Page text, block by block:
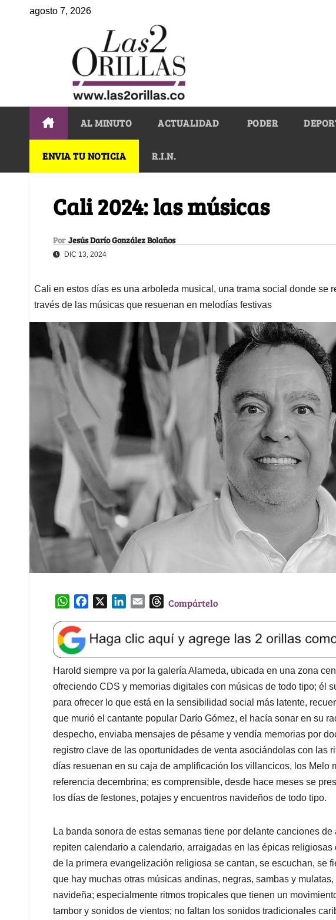
agosto 7, 2026
AL MINUTO ACTUALIDAD PODER
ENVIA TU NOTICIA R.I.N.
Cali 2024: las músicas
Por Jesús Darío González Bolaños
DIC 13, 2024
Cali en estos días es una arboleda musical, una trama social donde se
través de las músicas que resuenan en melodías festivas
W
a
t
s
A
p
p
e
b
o
o
k
k
e
d
I
n
l
T
e
a
d
s
Compártelo
Harold siempre va por la galería Alameda, ubicada en una zona
ofreciendo CDS y memorias digitales con músicas de todo tipo; él
para ofrecer lo que está en la sensibilidad social más latente,
que murió el cantante popular Darío Gómez, el hacía sonar en su
despecho, enviaba mensajes de pésame y vendía memorias por
registro clave de las oportunidades de venta asociándolas con las
días resuenan en su caja de amplificación los villancicos, los Melo
referencia decembrina; es comprensible, desde hace meses se
los días de festones, potajes y encuentros navideños de todo tipo.
La banda sonora de estas semanas tiene por delante canciones
repiten calendario a calendario, arraigadas en las épicas
de la primera evangelización religiosa se cantan, se escuchan, se
que hay muchas otras músicas andinas, negras, sambas y
navideña; especialmente ritmos tropicales que tienen un
tambor y sonidos de vientos; no faltan los sonidos tradicionales